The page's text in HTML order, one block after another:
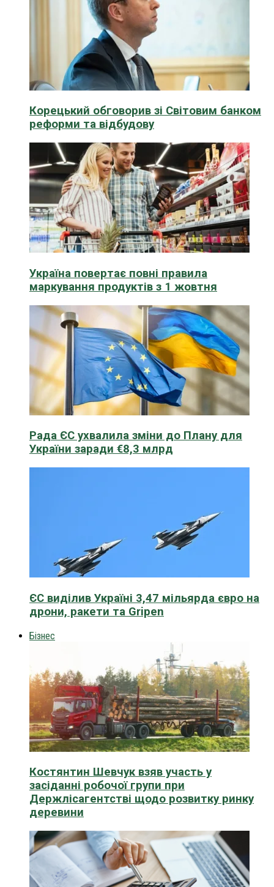
Корецький обговорив зі Світовим банком
реформи та відбудову
Україна повертає повні правила
маркування продуктів з 1 жовтня
Рада ЄС ухвалила зміни до Плану для
України заради €8,3 млрд
ЄС виділив Україні 3,47 мільярда євро на
дрони, ракети та Gripen
Бізнес
Костянтин Шевчук взяв участь у
засіданні робочої групи при
Держлісагентстві щодо розвитку ринку
деревини